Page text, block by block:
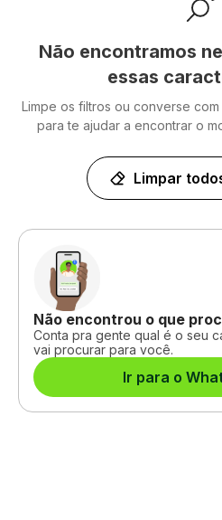
Não encontramos
essas
Limpe os filtros ou converse
para te ajudar a encontrar o
Limpar
Não encontrou o que
Conta pra gente qual é o seu
vai procurar para você.
Ir para o